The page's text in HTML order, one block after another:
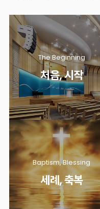
The Beginning
처음, 시작
Baptism, Blessing
세례, 축복